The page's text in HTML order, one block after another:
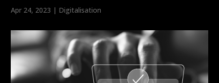
Apr 24, 2023 | Digitalisation